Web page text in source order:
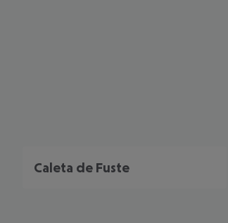
Caleta de Fuste